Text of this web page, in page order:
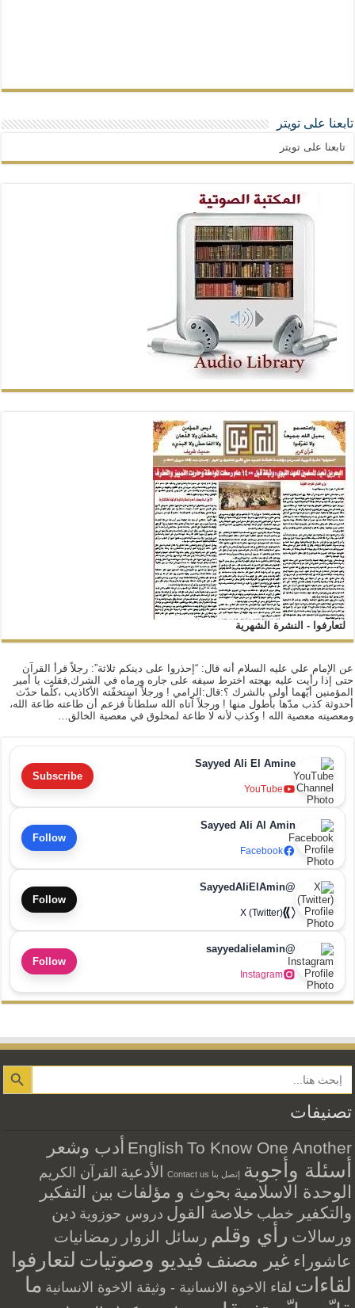
تابعنا على تويتر
تابعنا على تويتر
لتعارفوا - النشرة الشهرية
عن الإمام علي عليه السلام أنه قال: “إحذروا على دينكم ثلاثة”: رجلاً قرأ القرآن
حتى إذا رأيت عليه بهجته اخترط سيفه على جاره ورماه في الشرك,فقلت يا أمير
المؤمنين أيّهما أولى بالشرك ؟:قال:الرامي ! ورجلاً استخفّته الأكاذيب ،كلّما حدّث
أحدوثة كذب مدّها بأطول منها ! ورجلاً آتاه الله سلطاناً فزعم أن طاعته طاعة الله،
ومعصيته معصية الله ! وكذب لأنه لا طاعة لمخلوق في معصية الخالق…
Sayyed Ali El Amine
YouTube
Subscribe
Sayyed Ali Al Amin
Facebook
Follow
@SayyedAliElAmin
X (Twitter)
Follow
@sayyedalielamin
Instagram
Follow
Search Button
تصنيفات
English To Know One Another أدب وشعر
أسئلة وأجوبة إتصل بنا Contact us الأدعية القرآن الكريم
الوحدة الاسلامية بحوث و مؤلفات بين التفكير
والتكفير خطب خلاصة القول دروس حوزوية دين
ورسالات رأي وقلم رسائل الزوار رمضانيات
عاشوراء غير مصنف فيديو وصوتيات لتعارفوا
لقاءات لقاء الاخوة الانسانية - وثيقة الاخوة الانسانية ما